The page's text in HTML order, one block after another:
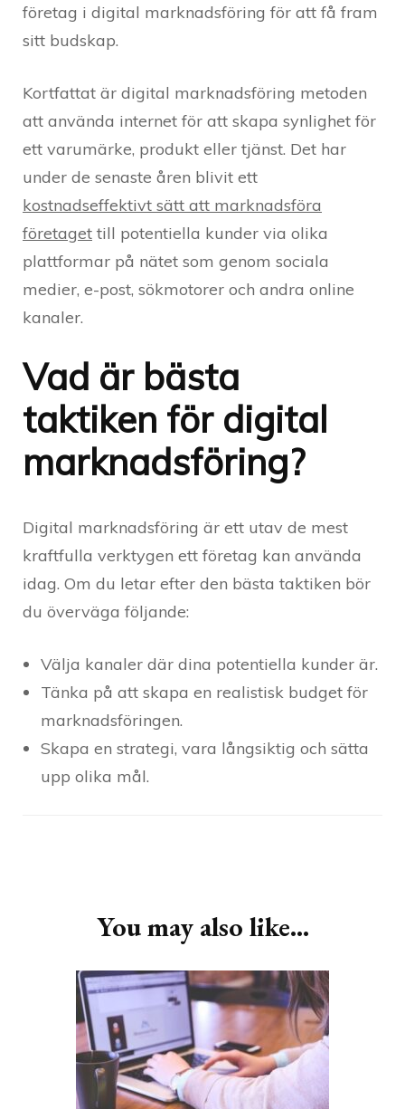
företag i digital marknadsföring för att få fram
sitt budskap.
Kortfattat är digital marknadsföring metoden
att använda internet för att skapa synlighet för
ett varumärke, produkt eller tjänst. Det har
under de senaste åren blivit ett
kostnadseffektivt sätt att marknadsföra
företaget till potentiella kunder via olika
plattformar på nätet som genom sociala
medier, e-post, sökmotorer och andra online
kanaler.
Vad är bästa
taktiken för digital
marknadsföring?
Digital marknadsföring är ett utav de mest
kraftfulla verktygen ett företag kan använda
idag. Om du letar efter den bästa taktiken bör
du överväga följande:
Välja kanaler där dina potentiella kunder är.
Tänka på att skapa en realistisk budget för
marknadsföringen.
Skapa en strategi, vara långsiktig och sätta
upp olika mål.
You may also like...